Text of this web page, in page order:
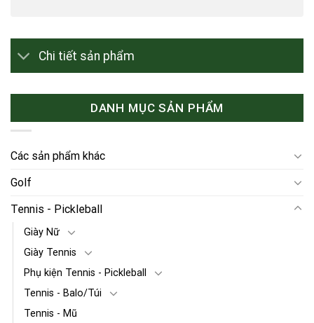
Chi tiết sản phẩm
DANH MỤC SẢN PHẨM
Các sản phẩm khác
Golf
Tennis - Pickleball
Giày Nữ
Giày Tennis
Phụ kiện Tennis - Pickleball
Tennis - Balo/Túi
Tennis - Mũ